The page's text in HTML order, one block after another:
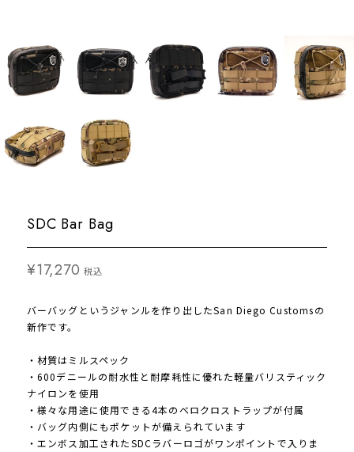
SDC Bar Bag
¥17,270 税込
バーバッグというジャンルを作り出したSan Diego Customsの
新作です。
・材質はミルスペック
・600デニールの耐水性と耐摩耗性に優れた軽量バリスティック
ナイロンを使用
・様々な用途に使用できる4本のベロクロストラップが付属
・バッグ内側にもポケットが備えられています
・エンボス加工されたSDCラバーロゴがワンポイントで入りま